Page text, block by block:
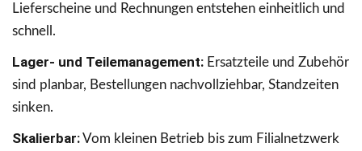
Lieferscheine und Rechnungen entstehen einheitlich und
schnell.
Lager- und Teilemanagement: Ersatzteile und Zubehör
sind planbar, Bestellungen nachvollziehbar, Standzeiten
sinken.
Skalierbar:Vom kleinen Betrieb bis zum Filialnetzwerk